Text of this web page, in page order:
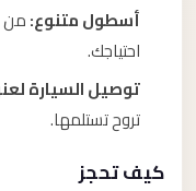
أسطول متنوع:من
احتياجك.
توصيل السيارة
تروح تستلمها.
كيف تحجز